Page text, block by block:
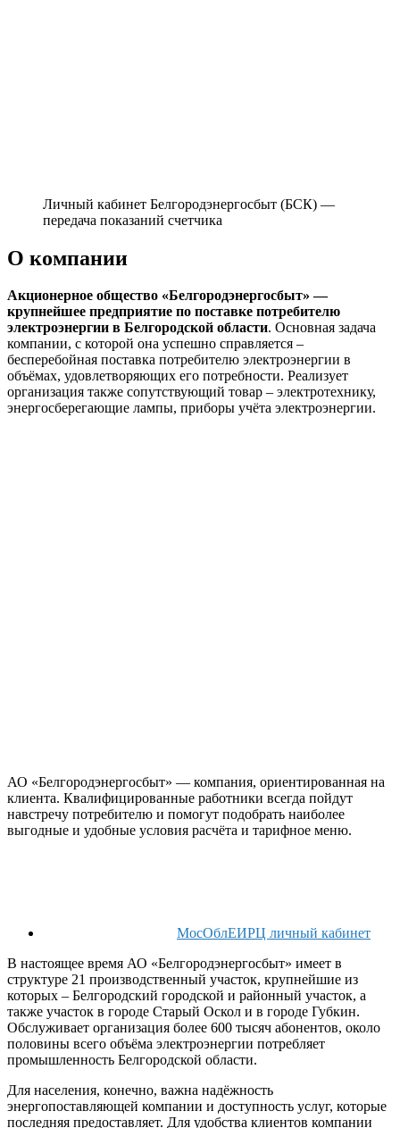
Личный кабинет Белгородэнергосбыт (БСК) —
передача показаний счетчика
О компании
Акционерное общество «Белгородэнергосбыт» —
крупнейшее предприятие по поставке потребителю
электроэнергии в Белгородской области. Основная задача
компании, с которой она успешно справляется –
бесперебойная поставка потребителю электроэнергии в
объёмах, удовлетворяющих его потребности. Реализует
организация также сопутствующий товар – электротехнику,
энергосберегающие лампы, приборы учёта электроэнергии.
АО «Белгородэнергосбыт» — компания, ориентированная на
клиента. Квалифицированные работники всегда пойдут
навстречу потребителю и помогут подобрать наиболее
выгодные и удобные условия расчёта и тарифное меню.
МосОблЕИРЦ личный кабинет
В настоящее время АО «Белгородэнергосбыт» имеет в
структуре 21 производственный участок, крупнейшие из
которых – Белгородский городской и районный участок, а
также участок в городе Старый Оскол и в городе Губкин.
Обслуживает организация более 600 тысяч абонентов, около
половины всего объёма электроэнергии потребляет
промышленность Белгородской области.
Для населения, конечно, важна надёжность
энергопоставляющей компании и доступность услуг, которые
последняя предоставляет. Для удобства клиентов компании